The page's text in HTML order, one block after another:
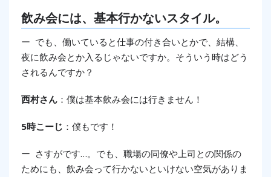
飲み会には、基本行かないスタイル。
ー でも、働いていると仕事の付き合いとかで、結構、
夜に飲み会とか入るじゃないですか。そういう時はどう
されるんですか？
西村さん ：僕は基本飲み会には行きません！
5時こーじ ：僕もです！
ー さすがです…。でも、職場の同僚や上司との関係の
ためにも、飲み会って行かないといけない空気がありま